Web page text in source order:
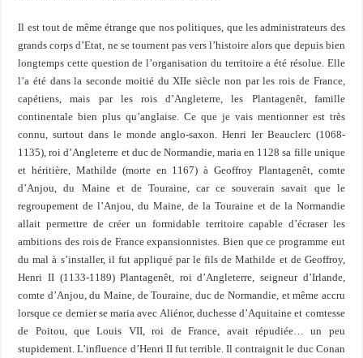
Il est tout de même étrange que nos politiques, que les administrateurs des
grands corps d’Etat, ne se tournent pas vers l’histoire alors que depuis bien
longtemps cette question de l’organisation du territoire a été résolue. Elle
l’a été dans la seconde moitié du XIIe siècle non par les rois de France,
capétiens, mais par les rois d’Angleterre, les Plantagenêt, famille
continentale bien plus qu’anglaise. Ce que je vais mentionner est très
connu, surtout dans le monde anglo-saxon. Henri Ier Beauclerc (1068-
1135), roi d’Angleterre et duc de Normandie, maria en 1128 sa fille unique
et héritière, Mathilde (morte en 1167) à Geoffroy Plantagenêt, comte
d’Anjou, du Maine et de Touraine, car ce souverain savait que le
regroupement de l’Anjou, du Maine, de la Touraine et de la Normandie
allait permettre de créer un formidable territoire capable d’écraser les
ambitions des rois de France expansionnistes. Bien que ce programme eut
du mal à s’installer, il fut appliqué par le fils de Mathilde et de Geoffroy,
Henri II (1133-1189) Plantagenêt, roi d’Angleterre, seigneur d’Irlande,
comte d’Anjou, du Maine, de Touraine, duc de Normandie, et même accru
lorsque ce dernier se maria avec Aliénor, duchesse d’Aquitaine et comtesse
de Poitou, que Louis VII, roi de France, avait répudiée… un peu
stupidement. L’influence d’Henri II fut terrible. Il contraignit le duc Conan